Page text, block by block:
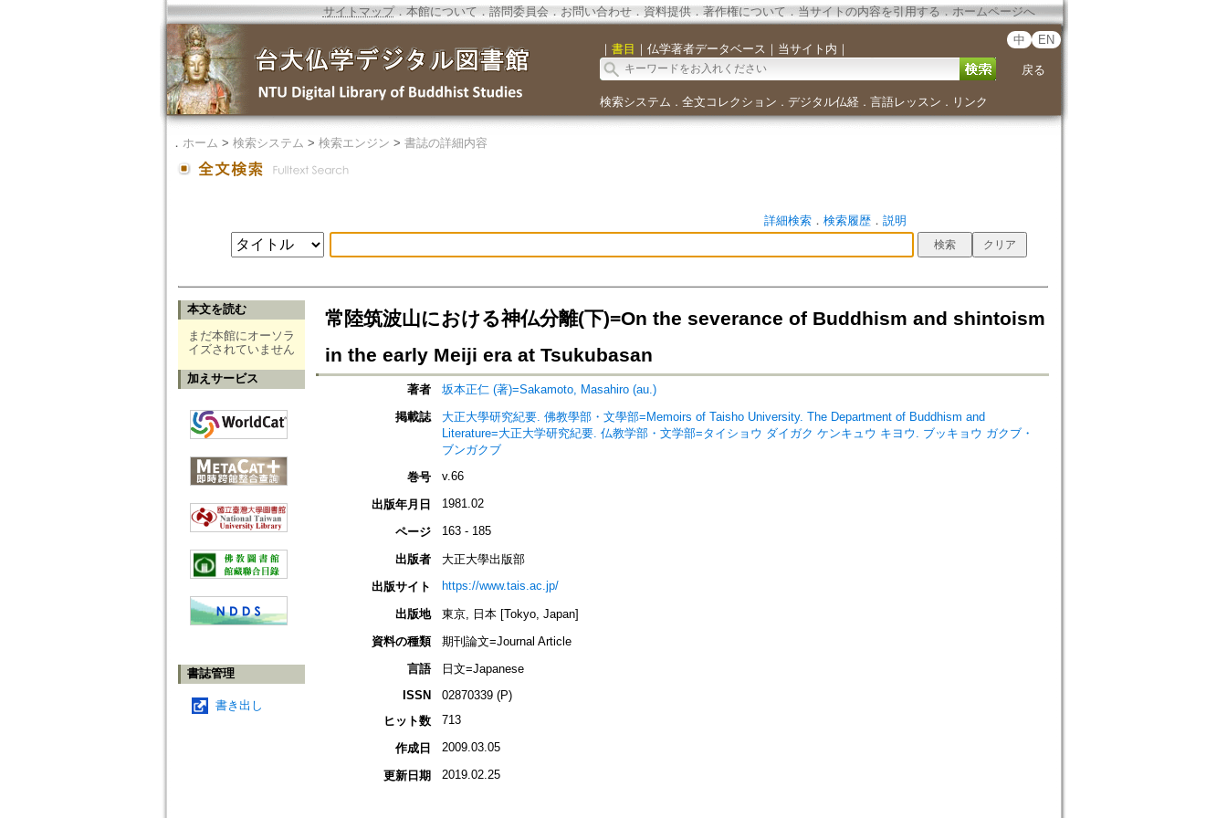
サイトマップ．本館について ． 諮問委員会． お問い合わせ． 資料提供． 著作権について．当サイトの内容を引用する ． ホームページへ
｜ 書目 ｜ 仏学著者データベース ｜ 当サイト内 ｜
中 EN
戻る
検索システム ． 全文コレクション ． デジタル仏経． 言語レッスン ． リンク
． ホーム > 検索システム > 検索エンジン > 書誌の詳細内容
詳細検索． 検索履歴． 説明
本文を読む
まだ本館にオーソラ
イズされていません
加えサービス
書誌管理
書き出し
常陸筑波山における神仏分離(下)=On the severance of Buddhism and shintoism
in the early Meiji era at Tsukubasan
著者
坂本正仁 (著)=Sakamoto, Masahiro (au.)
掲載誌
大正大學研究紀要. 佛教學部・文學部=Memoirs of Taisho University. The Department of Buddhism and
Literature=大正大学研究紀要. 仏教学部・文学部=タイショウ ダイガク ケンキュウ キヨウ. ブッキョウ ガクブ・
ブンガクブ
巻号
v.66
出版年月日 1981.02
ページ 163 - 185
出版者
大正大學出版部
出版サイト
https://www.tais.ac.jp/
出版地
東京, 日本 [Tokyo, Japan]
資料の種類
期刊論文=Journal Article
言語
日文=Japanese
ISSN
02870339 (P)
ヒット数
713
作成日 2009.03.05
更新日期 2019.02.25